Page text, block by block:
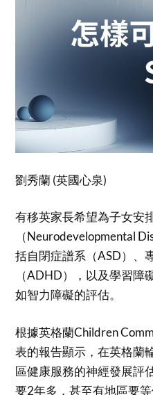
劉秀蘭 (英國心泉)
有移英家長希望為子女安
（Neurodevelopmental
括自閉症譜系（ASD）、
（ADHD），以及學習障
如智力障礙的評估。
根據英格蘭Children
表的報告顯示，在英格蘭
區健康服務的神經發展評
要2年多，甚至有地區要等